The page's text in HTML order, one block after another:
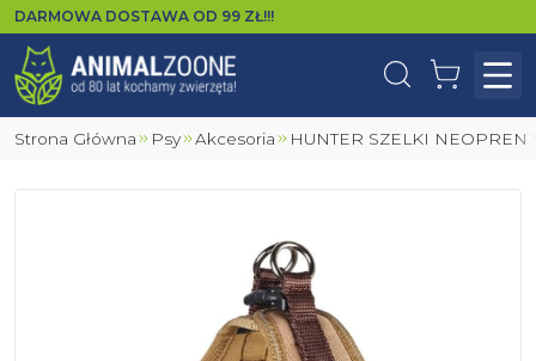
DARMOWA DOSTAWA OD 99 ZŁ!!!
WyszukajKoszyk
Strona Główna Psy Akcesoria HUNTER SZELKI